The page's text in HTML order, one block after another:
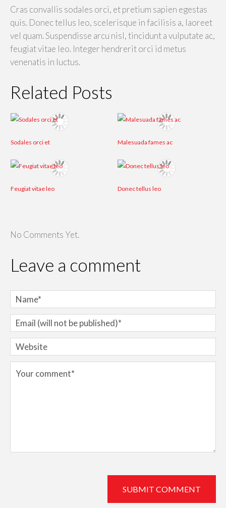
Cras convallis sodales orci, et pretium sapien egestas
quis. Donec tellus leo, scelerisque in facilisis a, laoreet
vel quam. Suspendisse arcu nisl, tincidunt a vulputate ac,
feugiat vitae leo. Integer hendrerit orci id metus
venenatis in luctus.
Related Posts
Sodales orci et Malesuada fames ac
Feugiat vitae leo Donec tellus leo
No Comments Yet.
Leave a comment